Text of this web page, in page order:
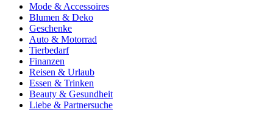
Mode & Accessoires
Blumen & Deko
Geschenke
Auto & Motorrad
Tierbedarf
Finanzen
Reisen & Urlaub
Essen & Trinken
Beauty & Gesundheit
Liebe & Partnersuche